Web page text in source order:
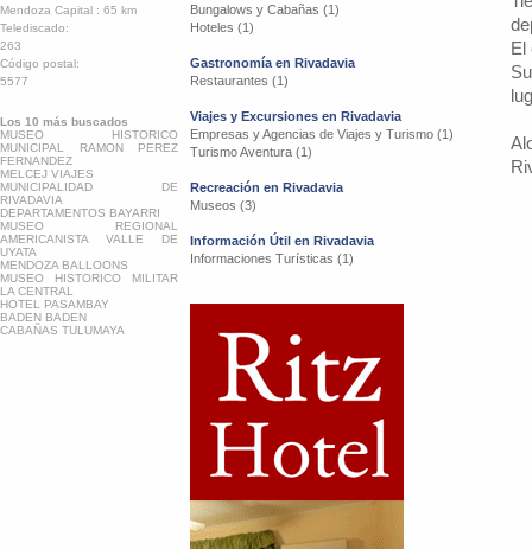
Mendoza Capital : 65 km
Telediscado:
263
Código postal:
5577
Los 10 más buscados
MUSEO HISTORICO
MUNICIPAL RAMON PEREZ
FERNANDEZ
MELCEJ VIAJES
MUNICIPALIDAD DE
RIVADAVIA
DEPARTAMENTOS BAYARRI
MUSEO REGIONAL
AMERICANISTA VALLE DE
UYATA
MENDOZA BALLOONS
MUSEO HISTORICO MILITAR
LA CENTRAL
HOTEL PASAMBAY
BADEN BADEN
CABAÑAS TULUMAYA
Bungalows y Cabañas (1)
Hoteles (1)
Gastronomía en Rivadavia
Restaurantes (1)
Viajes y Excursiones en Rivadavia
Empresas y Agencias de Viajes y Turismo (1)
Turismo Aventura (1)
Recreación en Rivadavia
Museos (3)
Información Útil en Rivadavia
Informaciones Turísticas (1)
El